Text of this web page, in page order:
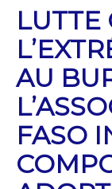
LUTTE
AU
FASO